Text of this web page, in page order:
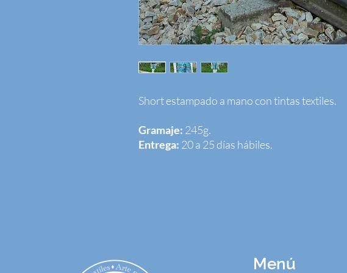
Short estampado a mano con tintas textiles.
Gramaje: 245g.
Entrega: 20 a 25 días hábiles.
Menú